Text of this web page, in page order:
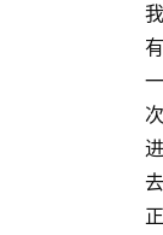
我
有
一
次
进
去
正